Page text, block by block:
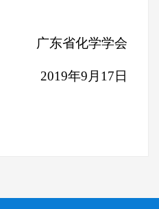
广东省化学学会
2019年9月17日